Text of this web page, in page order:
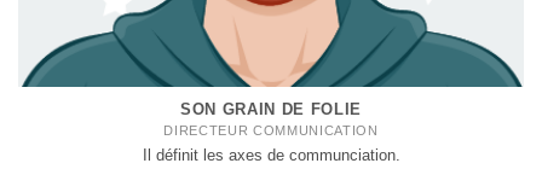
SON GRAIN DE FOLIE
DIRECTEUR COMMUNICATION
Il définit les axes de communciation.